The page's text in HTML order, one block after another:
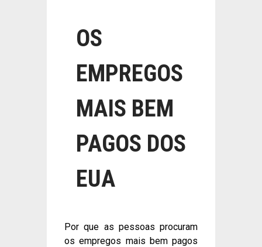
OS
EMPREGOS
MAIS BEM
PAGOS DOS
EUA
Por que as pessoas procuram
os empregos mais bem pagos